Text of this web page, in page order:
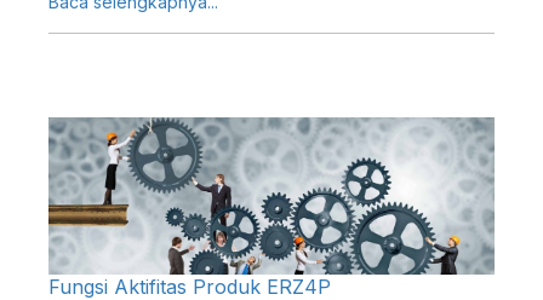
membuat akun beban pada ERZ4P maka ikutilah
Fungsi Aktifitas Produk ERZ4P